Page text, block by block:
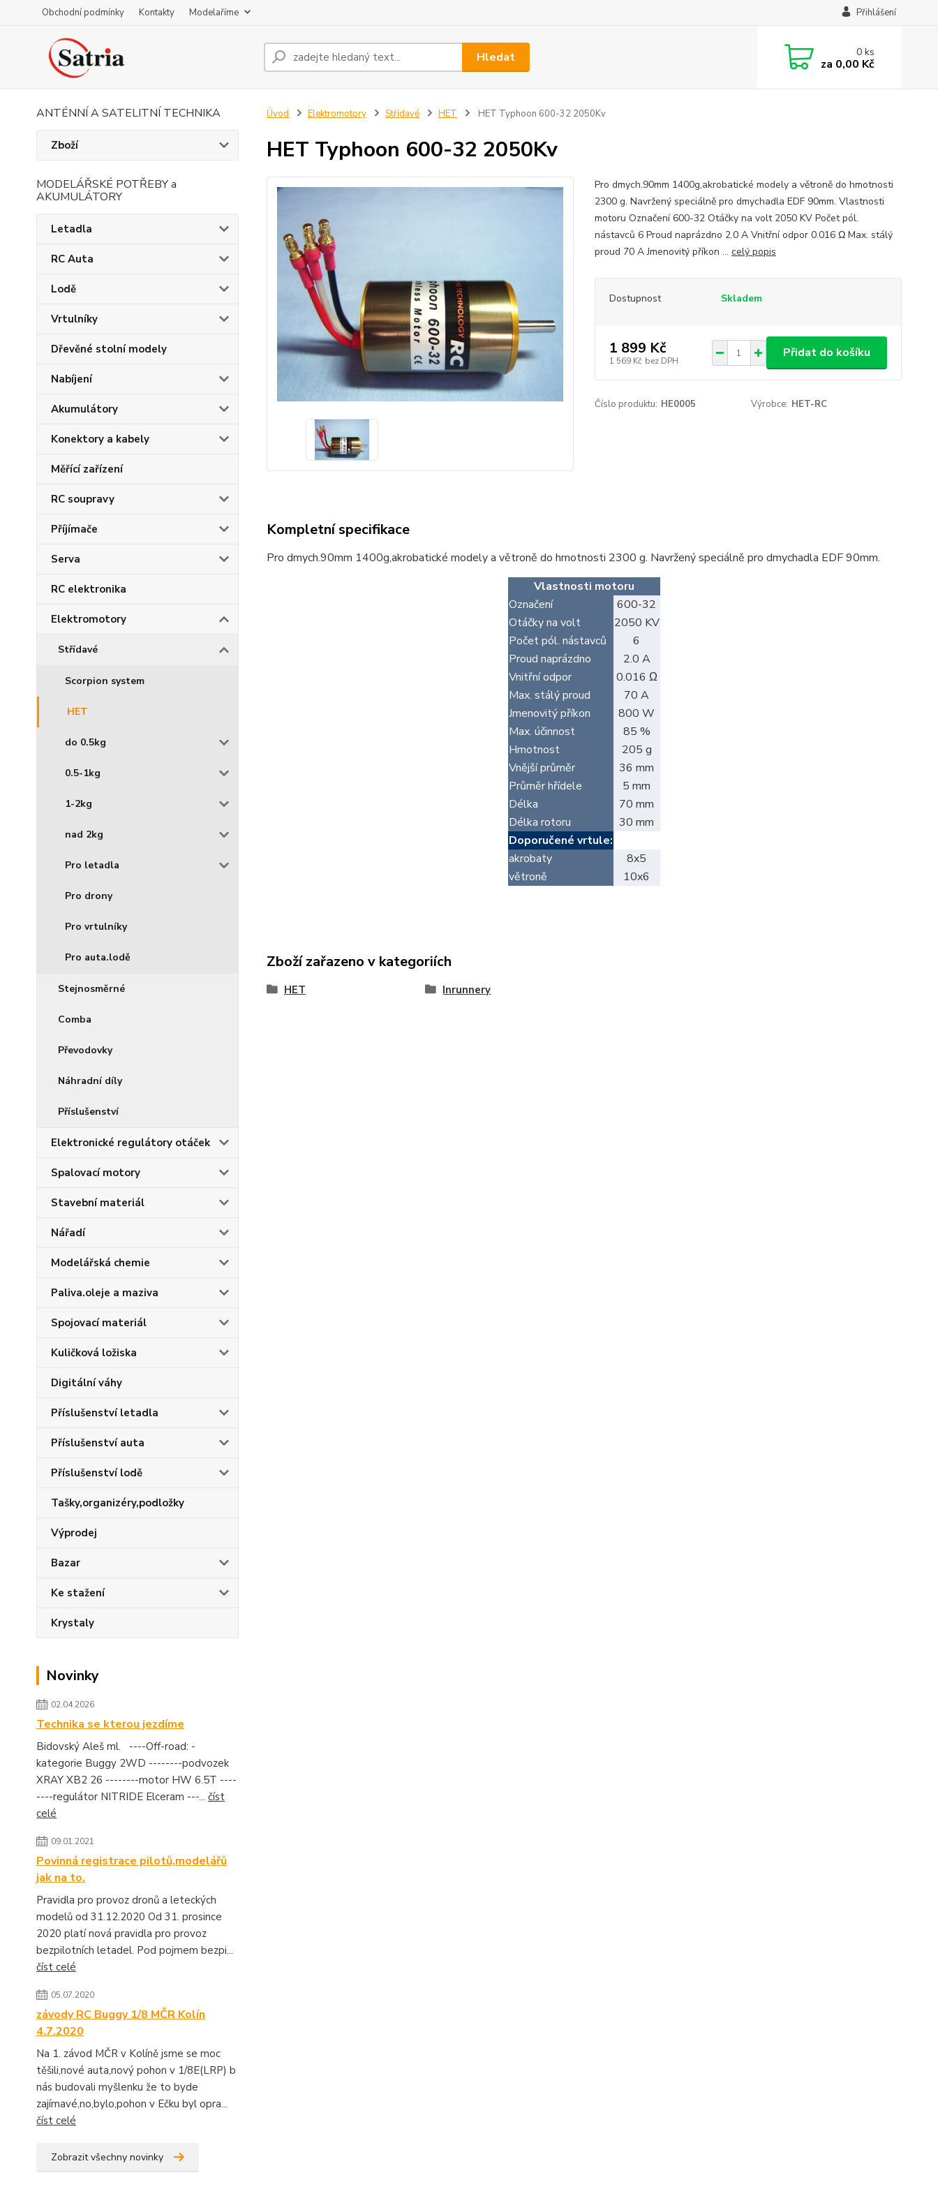
Obchodní podmínky Kontakty Modelaříme Přihlášení
Hledat 0ks
za 0,00 Kč
ANTÉNNÍ A SATELITNÍ TECHNIKA
Zboží
MODELÁŘSKÉ POTŘEBY a
AKUMULÁTORY
Letadla
RC Auta
Lodě
Vrtulníky
Dřevěné stolní modely
Nabíjení
Akumulátory
Konektory a kabely
Měřící zařízení
RC soupravy
Příjímače
Serva
RC elektronika
Elektromotory
Střídavé
Scorpion system
HET
do 0.5kg
0.5-1kg
1-2kg
nad 2kg
Pro letadla
Pro drony
Pro vrtulníky
Pro auta.lodě
Stejnosměrné
Comba
Převodovky
Náhradní díly
Příslušenství
Elektronické regulátory otáček
Spalovací motory
Stavební materiál
Nářadí
Modelářská chemie
Paliva.oleje a maziva
Spojovací materiál
Kuličková ložiska
Digitální váhy
Příslušenství letadla
Příslušenství auta
Příslušenství lodě
Tašky,organizéry,podložky
Výprodej
Bazar
Ke stažení
Krystaly
Novinky
02.04.2026
Technika se kterou jezdíme
Bidovský Aleš ml. ----Off-road: -
kategorie Buggy 2WD --------podvozek
XRAY XB2 26 --------motor HW 6.5T ----
----regulátor NITRIDE Elceram ---... číst
celé
09.01.2021
Povinná registrace pilotů,modelářů
jak na to.
Pravidla pro provoz dronů a leteckých
modelů od 31.12.2020 Od 31. prosince
2020 platí nová pravidla pro provoz
bezpilotních letadel. Pod pojmem bezpi...
číst celé
05.07.2020
závody RC Buggy 1/8 MČR Kolín
4.7.2020
Na 1. závod MČR v Kolíně jsme se moc
těšili,nové auta,nový pohon v 1/8E(LRP) b
nás budovali myšlenku že to byde
zajímavé,no,bylo,pohon v Ečku byl opra...
číst celé
Zobrazit všechny novinky
Úvod Elektromotory Střídavé HET HET Typhoon 600-32 2050Kv
HET Typhoon 600-32 2050Kv
Pro dmych.90mm 1400g,akrobatické modely a větroně do hmotnosti
2300 g. Navržený speciálně pro dmychadla EDF 90mm. Vlastnosti
motoru Označení 600-32 Otáčky na volt 2050 KV Počet pól.
nástavců 6 Proud naprázdno 2.0 A Vnitřní odpor 0.016 Ω Max. stálý
proud 70 A Jmenovitý příkon ... celý popis
Dostupnost Skladem
1 899 Kč
1 569 Kč bez DPH
Přidat do košíku
Číslo produktu: HE0005 Výrobce: HET-RC
Kompletní specifikace
Pro dmych.90mm 1400g,akrobatické modely a větroně do hmotnosti 2300 g. Navržený speciálně pro dmychadla EDF 90mm.
Vlastnosti motoru
Označení
600-32
Otáčky na volt
2050 KV
Počet pól. nástavců
6
Proud naprázdno
2.0 A
Vnitřní odpor
0.016 Ω
Max. stálý proud
70 A
Jmenovitý příkon
800 W
Max. účinnost
85 %
Hmotnost
205 g
Vnější průměr
36 mm
Průměr hřídele
5 mm
Délka
70 mm
Délka rotoru
30 mm
Doporučené vrtule:
akrobaty
8x5
větroně
10x6
Zboží zařazeno v kategoriích
HET Inrunnery